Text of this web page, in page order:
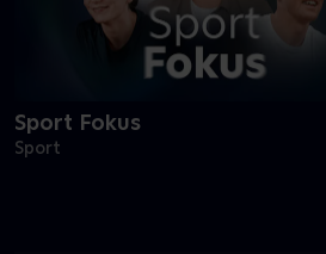
Sport Fokus
Sport